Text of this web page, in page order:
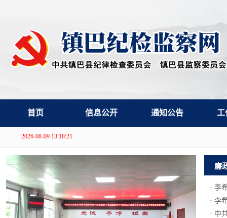
首页 信息公开 通知公告 工
2026-08-09 13:18:22
廉
· 李
· 李
· 中